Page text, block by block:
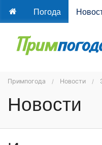
Погода
Примпогода Новости
Новости